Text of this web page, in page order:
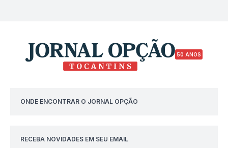
50 ANOS
ONDE ENCONTRAR O JORNAL OPÇÃO
RECEBA NOVIDADES EM SEU EMAIL